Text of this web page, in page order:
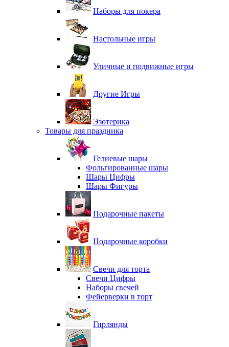
Наборы для покера
Настольные игры
Уличные и подвижные игры
Другие Игры
Эзотерика
Товары для праздника
Гелиевые шары
Фольгированные шары
Шары Цифры
Шары Фигуры
Подарочные пакеты
Подарочные коробки
Свечи для торта
Свечи Цифры
Наборы свечей
Фейерверки в торт
Гирлянды